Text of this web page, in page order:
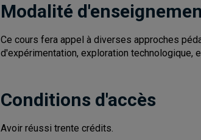
Modalité
Ce cours fera appel à diverses approches
d'expérimentation, exploration technologique,
Conditions d'accès
Avoir réussi trente crédits.